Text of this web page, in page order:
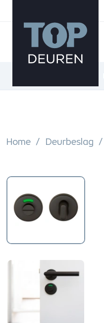
Home Deurbeslag